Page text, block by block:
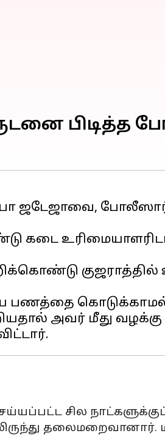
பிடித்த
ஜடேஜாவை, போலீஸார்
உரிமையாளரிடம்
குஜராத்தில்
பணத்தை
அவர் மீது
சில நாட்களுக்குப்